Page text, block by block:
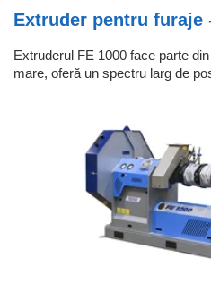
Extruder pentru furaje
Extruderul FE 1000 face parte
mare, oferă un spectru larg de